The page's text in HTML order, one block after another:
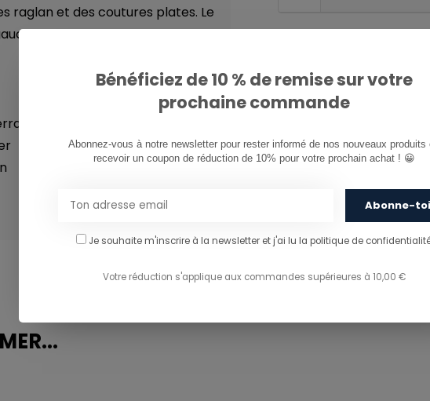
raglan et des coutures plates. Le
PARTAGER CE
Bénéficiez de 10 % de remise sur votre
prochaine commande
Abonnez-vous à notre newsletter pour rester informé de nos nouveaux produits
recevoir un coupon de réduction de 10% pour votre prochain achat ! 😀
Abonne-toi
Je souhaite m'inscrire à la newsletter et j'ai lu la politique de
Votre réduction s'applique aux commandes supérieures à 10,00 €